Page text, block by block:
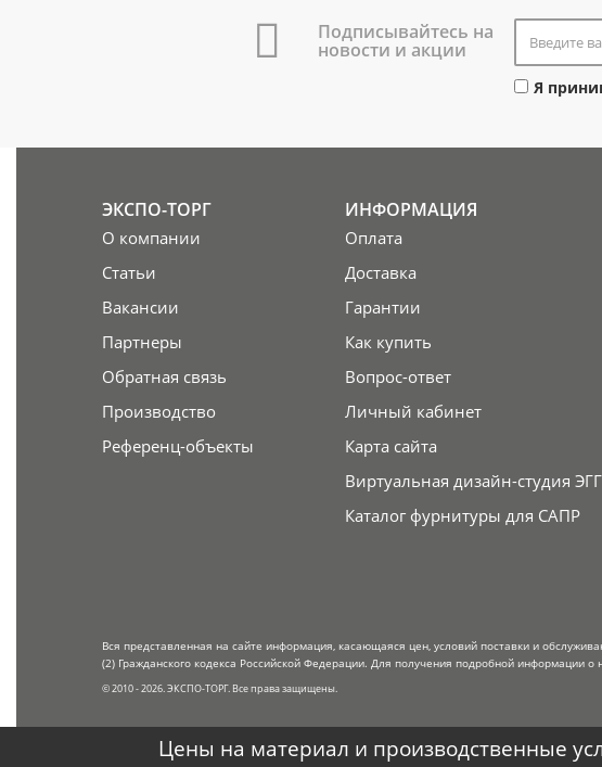
Подписывайтесь на
новости и акции
Я
ЭКСПО-ТОРГ
О компании
Статьи
Вакансии
Партнеры
Обратная связь
Производство
Референц-объекты
ИНФОРМАЦИЯ
Оплата
Доставка
Гарантии
Как купить
Вопрос-ответ
Личный кабинет
Карта сайта
Виртуальная дизайн-студия
Каталог фурнитуры для САПР
Вся представленная на сайте информация, касающаяся цен, условий поставки и
(2) Гражданского кодекса Российской Федерации. Для получения подробной информации
© 2010 - 2026. ЭКСПО-ТОРГ. Все права защищены.
Цены на материал и производственные